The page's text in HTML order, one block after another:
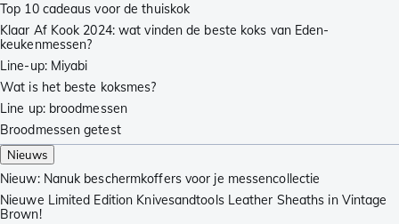
Top 10 cadeaus voor de thuiskok
Klaar Af Kook 2024: wat vinden de beste koks van Eden-
keukenmessen?
Line-up: Miyabi
Wat is het beste koksmes?
Line up: broodmessen
Broodmessen getest
Nieuws
Nieuw: Nanuk beschermkoffers voor je messencollectie
Nieuwe Limited Edition Knivesandtools Leather Sheaths in Vintage
Brown!